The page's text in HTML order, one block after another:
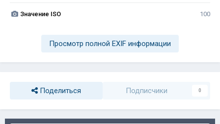
Значение ISO 100
Просмотр полной EXIF информации
Поделиться Подписчики 0